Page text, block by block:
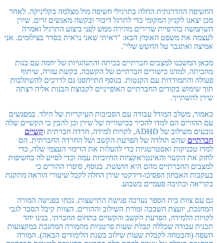
החשיפה ההדרגתית החלה בתרגילי חשיפה מול מצלמה בקליניקה. לאחר
מכן יצאנו לקניון המקומי כדי לתרגל דיבור ובקשה מאנשים זרים. שירן
השתמשה בהרפיית שרירים מהירה ממש לפני ביצוע התרגיל ואמרה
לעצמה את משפט האומץ הבא: "ראיתי שאני נראית בסדר בצילומים. אני
אמיצה ואתגבר על החשש שלי".
מכאן המשכנו למצבים חברתיים בכיתה והתנהגויות של יוזמה עם בנות
מהכיתה. למדנו כישורים חברתיים של הקשבה, בקשת עזרה, שיתוף
פעולה והתמודדות עם הקנטות. בנוסף התייחסנו גם לדרכים להשתלבות
תוך שימוש בקודים החברתיים האופייניים לקבוצת הבנות אליה רצתה
שירן להשתייך.
כאמור, משלב המודל עבודה עם הסביבות העיקריות של הילד. במפגשים
עם ההורים הם למדו להכיר בכישוריה של שירן וכן להבין כי הקשיים שלה
נובעים משילוב של ADHD, לקויות למידה, חרדה חברתית ו
קשיים
חברתיים שהם תולדה של הפרעת הקשב ושל החרדה החברתית. הם
למדו טכניקות ואסטרטגיות כדי להעלות את הדימוי העצמי שלה, כדי
לחזק את הקשר והאינטראקציות החיוביות עמה וכדי לסייע לה בחשיפות
למצבים החברתיים מהם היא חוששת. בנוסף, סיפרו ההורים כי
בעקבות האבחון הפסיכו-דידקטי שירן החלה לקבל שיעורי הוראה מתקנת
בקריאה וכתיבה פעמיים בשבוע.
גם עם צוות בית הספר נערכה פגישת התייעצות. נכחו בפגישה המורה
המחנכת, יועצת השכבה ומורת השילוב וההורים. הצוות קיבל הסבר לגבי
לקויות הלמידה, הפרעת הקשב והקשיים בתחום החברתי. בנינו יחד
תכנית עבודה שכללה קבלת שעות פרטניות מהמורה המחנכת במקצועות
השפה (והבטחה לקבלת שעות שילוב בשנת הלימודים הבאה). המורה